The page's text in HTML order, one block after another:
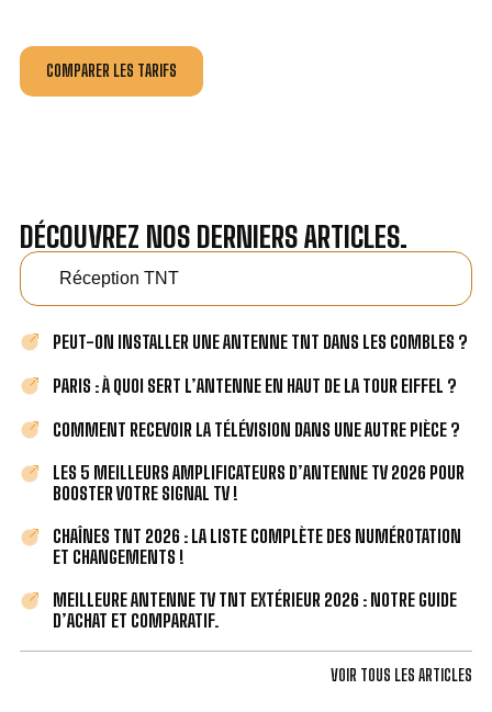
COMPARER LES TARIFS
DÉCOUVREZ NOS DERNIERS ARTICLES.
Réception TNT
PEUT-ON INSTALLER UNE ANTENNE TNT DANS LES COMBLES ?
PARIS : À QUOI SERT L’ANTENNE EN HAUT DE LA TOUR EIFFEL ?
COMMENT RECEVOIR LA TÉLÉVISION DANS UNE AUTRE PIÈCE ?
LES 5 MEILLEURS AMPLIFICATEURS D’ANTENNE TV 2026 POUR
BOOSTER VOTRE SIGNAL TV !
CHAÎNES TNT 2026 : LA LISTE COMPLÈTE DES NUMÉROTATION
ET CHANGEMENTS !
MEILLEURE ANTENNE TV TNT EXTÉRIEUR 2026 : NOTRE GUIDE
D’ACHAT ET COMPARATIF.
VOIR TOUS LES ARTICLES